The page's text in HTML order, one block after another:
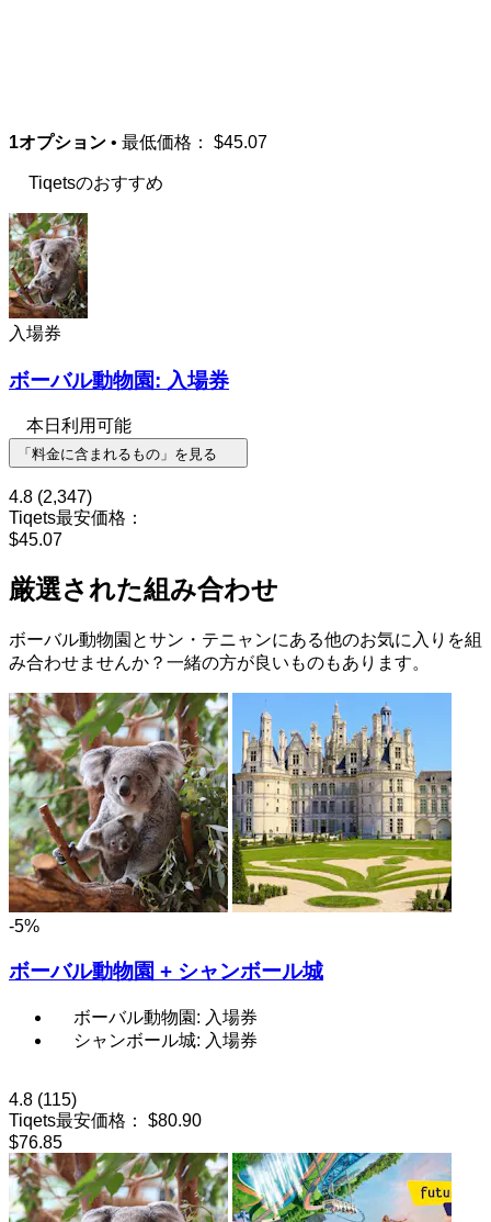
1オプション • 最低価格： $45.07
Tiqetsのおすすめ
入場券
ボーバル動物園: 入場券
本日利用可能
「料金に含まれるもの」を見る
4.8 (2,347)
Tiqets最安価格：
$45.07
厳選された組み合わせ
ボーバル動物園とサン・テニャンにある他のお気に入りを組
み合わせませんか？一緒の方が良いものもあります。
-5%
ボーバル動物園 + シャンボール城
ボーバル動物園: 入場券
シャンボール城: 入場券
4.8 (115)
Tiqets最安価格：
$80.90
$76.85